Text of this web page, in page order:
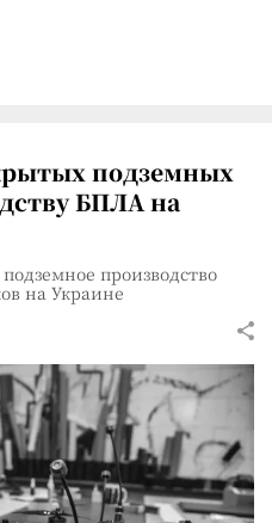
подземных
БПЛА на
производство
на Украине